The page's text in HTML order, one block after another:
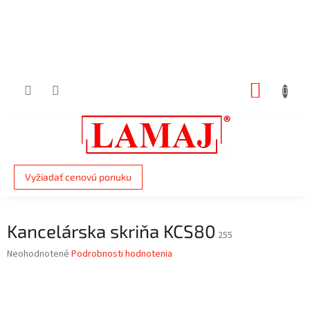
Vyžiadať cenovú ponuku
Kancelárska skriňa KCS80 255
Priemerné
Neohodnotené Podrobnosti hodnotenia